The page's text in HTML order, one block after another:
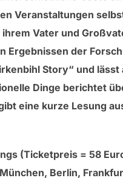
Veranstaltungen
Vater und
Ergebnissen der
Story“ und lässt
Dinge berichtet
eine kurze Lesung
(Ticketpreis = 58
Berlin,